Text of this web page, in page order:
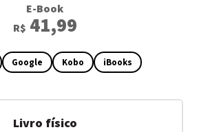
E-Book
R$ 41,99
Google Kobo iBooks
Livro físico